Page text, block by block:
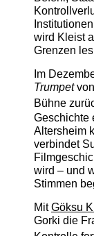
wird Kleist
Grenzen
Im
Trumpet
Bühne
Geschichte
Altersheim
verbindet
wird – und
Stimmen
MitGöksu
Gorki die